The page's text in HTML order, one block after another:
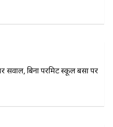
सवाल, बिना परमिट स्कूल बसों पर